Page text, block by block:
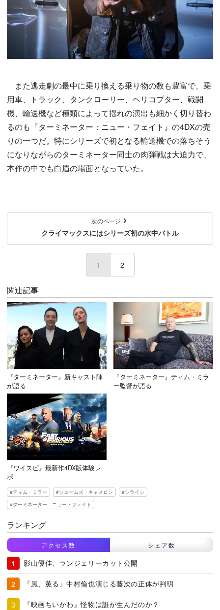
また逃走劇の最中に乗り換える乗り物の数も豊富で、乗
用車、トラック、タンクローリー、ヘリコプター、戦闘
機、輸送機など種類によって揺れの演出も細かく切り替わ
るのも『ターミネーター：ニュー・フェイト』の4DXの売
りの一つだ。特にシリーズで初となる輸送機での落ちそう
になりながらのターミネーター同士の肉弾戦は大迫力で、
本作の中でも白眉の場面となっていた。
次のページ
クライマックスにはシリーズ初の水中バトル
1 (current)
2
関連記事
『ターミネーター』新キャスト陣
が語る
『ターミネーター』ティム・ミラ
ー監督が語る
『ワイスピ』最新作4DX版体験レ
ポ
ティム・ミラー ジェームズ・キャメロン
シライシ
ターミネーター：ニュー・フェイト
ランキング
アクセス数 シェア数
影山優佳、ランジェリーカット公開
『風、薫る』中村倫也演じる藤次の正体が判明
『映画ちいかわ』怪物は誰が生んだのか？